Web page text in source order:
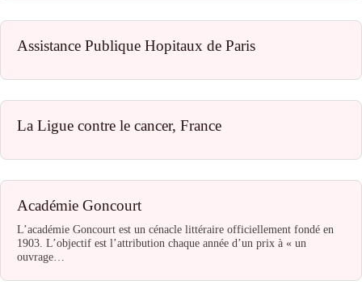
Assistance Publique Hopitaux de Paris
La Ligue contre le cancer, France
Académie Goncourt
L’académie Goncourt est un cénacle littéraire officiellement fondé en
1903. L’objectif est l’attribution chaque année d’un prix à « un
ouvrage…